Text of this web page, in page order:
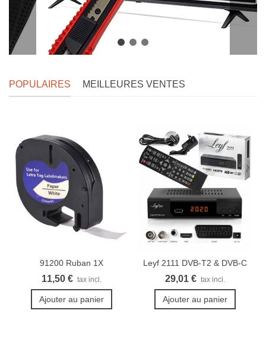
POPULAIRES MEILLEURES VENTES
91200 Ruban 1X
compatible pour...
11,50 € tax incl.
Ajouter au panier
Leyf 2111 DVB-T2 & DVB-C
COMBO
29,01 € tax incl.
Ajouter au panier